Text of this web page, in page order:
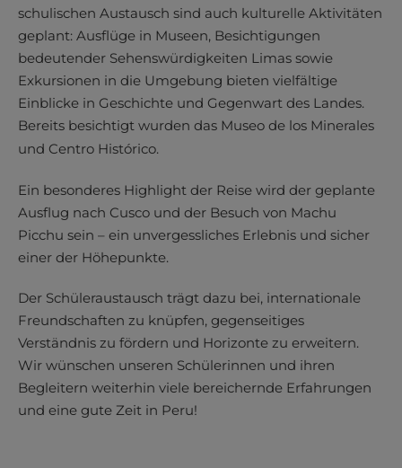
schulischen Austausch sind auch kulturelle Aktivitäten
geplant: Ausflüge in Museen, Besichtigungen
bedeutender Sehenswürdigkeiten Limas sowie
Exkursionen in die Umgebung bieten vielfältige
Einblicke in Geschichte und Gegenwart des Landes.
Bereits besichtigt wurden das Museo de los Minerales
und Centro Histórico.
Ein besonderes Highlight der Reise wird der geplante
Ausflug nach Cusco und der Besuch von Machu
Picchu sein – ein unvergessliches Erlebnis und sicher
einer der Höhepunkte.
Der Schüleraustausch trägt dazu bei, internationale
Freundschaften zu knüpfen, gegenseitiges
Verständnis zu fördern und Horizonte zu erweitern.
Wir wünschen unseren Schülerinnen und ihren
Begleitern weiterhin viele bereichernde Erfahrungen
und eine gute Zeit in Peru!